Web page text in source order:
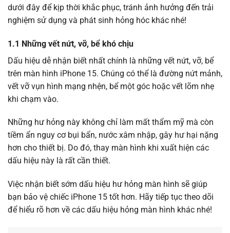
dưới đây để kịp thời khắc phục, tránh ảnh hưởng đến trải
nghiệm sử dụng và phát sinh hỏng hóc khác nhé!
1.1 Những vết nứt, vỡ, bể khó chịu
Dấu hiệu dễ nhận biết nhất chính là những vết nứt, vỡ, bể
trên màn hình iPhone 15. Chúng có thể là đường nứt mảnh,
vết vỡ vụn hình mạng nhện, bể một góc hoặc vết lõm nhẹ
khi chạm vào.
Những hư hỏng này không chỉ làm mất thẩm mỹ mà còn
tiềm ẩn nguy cơ bụi bẩn, nước xâm nhập, gây hư hại nặng
hơn cho thiết bị. Do đó, thay màn hình khi xuất hiện các
dấu hiệu này là rất cần thiết.
Việc nhận biết sớm dấu hiệu hư hỏng màn hình sẽ giúp
bạn bảo vệ chiếc iPhone 15 tốt hơn. Hãy tiếp tục theo dõi
để hiểu rõ hơn về các dấu hiệu hỏng màn hình khác nhé!